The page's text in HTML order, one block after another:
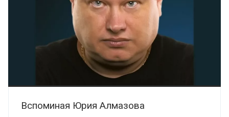
Вспоминая Юрия Алмазова